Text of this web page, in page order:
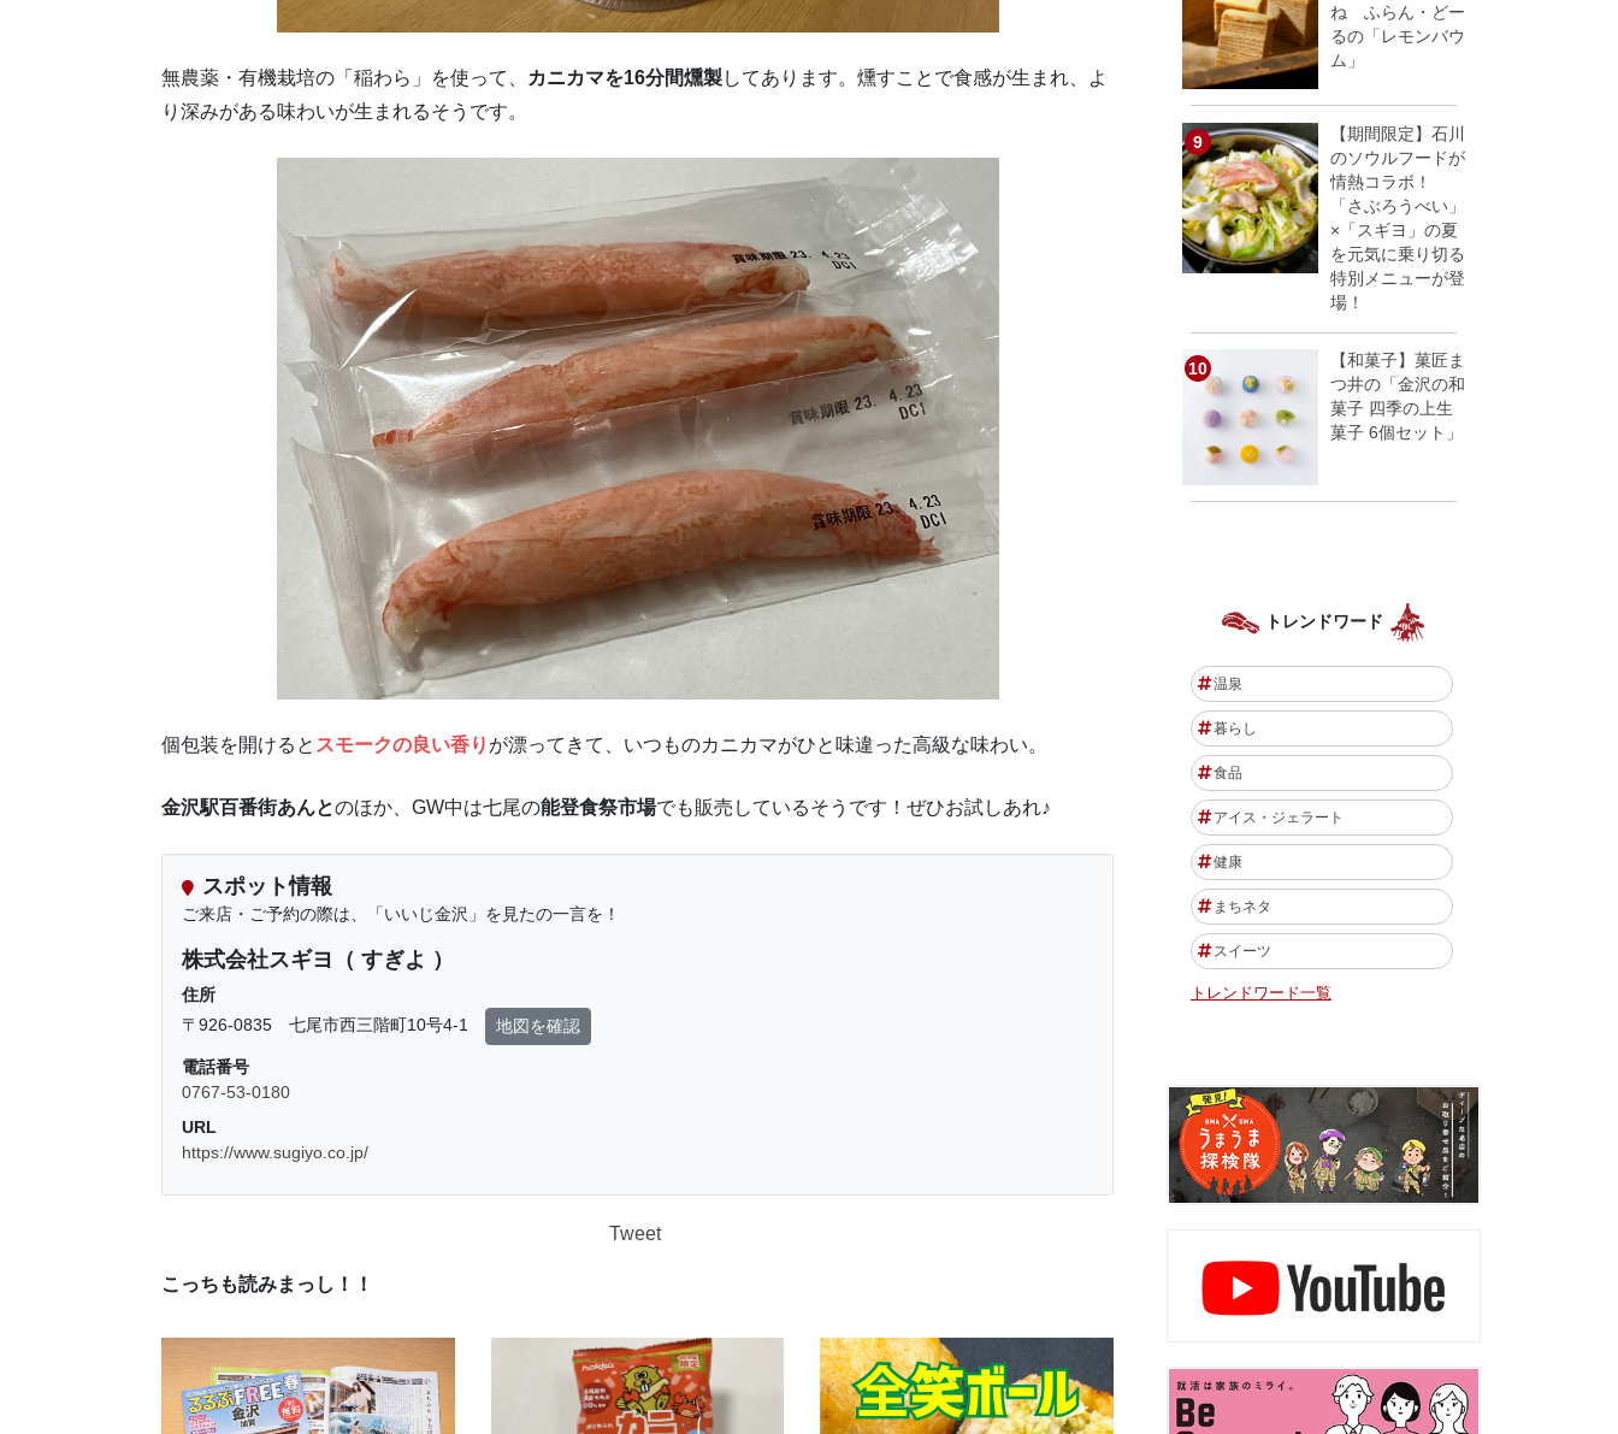
無農薬・有機栽培の「稲わら」を使って、 カニカマを16分間燻製してあります。燻すことで食感が生まれ、よ
り深みがある味わいが生まれるそうです。
個包装を開けると スモークの良い香り が漂ってきて、いつものカニカマがひと味違った高級な味わい。
金沢駅百番街あんとのほか、GW中は七尾の能登食祭市場でも販売しているそうです！ぜひお試しあれ♪
スポット情報
ご来店・ご予約の際は、「いいじ金沢」を見たの一言を！
株式会社スギヨ（ すぎよ ）
住所
〒926-0835 七尾市西三階町10号4-1
地図を確認
電話番号
0767-53-0180
URL
https://www.sugiyo.co.jp/
Tweet
こっちも読みまっし！！
ね ふらん・どー
るの「レモンバウ
ム」
【期間限定】石川
のソウルフードが
情熱コラボ！
「さぶろうべい」
×「スギヨ」の夏
を元気に乗り切る
特別メニューが登
場！
【和菓子】菓匠ま
つ井の「金沢の和
菓子 四季の上生
菓子 6個セット」
トレンドワード
温泉
暮らし
食品
アイス・ジェラート
健康
まちネタ
スイーツ
トレンドワード一覧